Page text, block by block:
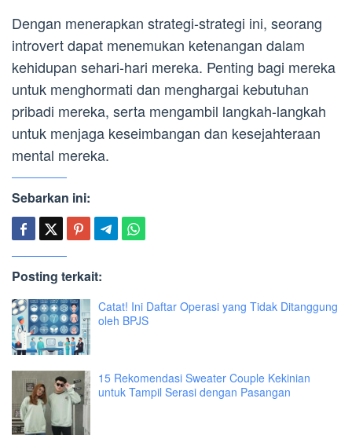
Dengan menerapkan strategi-strategi ini, seorang
introvert dapat menemukan ketenangan dalam
kehidupan sehari-hari mereka. Penting bagi mereka
untuk menghormati dan menghargai kebutuhan
pribadi mereka, serta mengambil langkah-langkah
untuk menjaga keseimbangan dan kesejahteraan
mental mereka.
Sebarkan ini:
Posting terkait:
Catat! Ini Daftar Operasi yang Tidak Ditanggung
oleh BPJS
15 Rekomendasi Sweater Couple Kekinian
untuk Tampil Serasi dengan Pasangan